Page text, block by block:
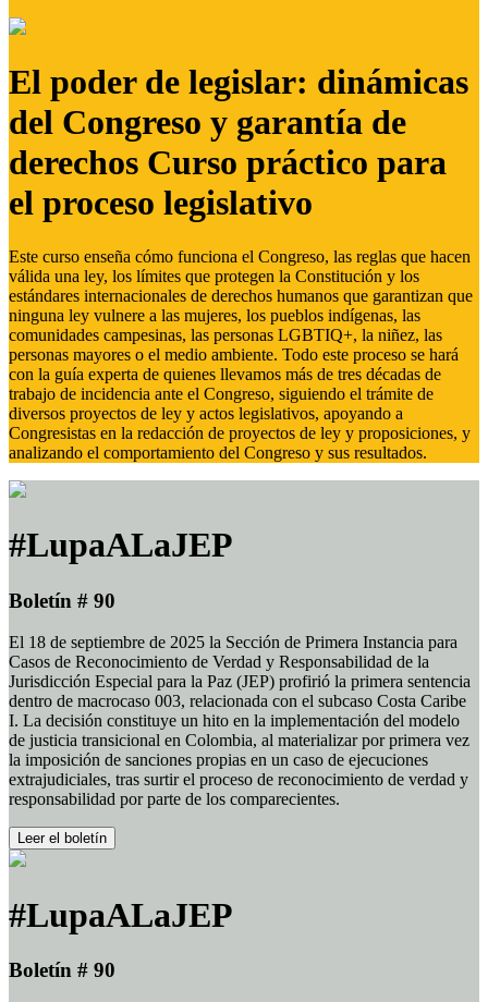
El poder de legislar: dinámicas
del Congreso y garantía de
derechos Curso práctico para
el proceso legislativo
Este curso enseña cómo funciona el Congreso, las reglas que hacen
válida una ley, los límites que protegen la Constitución y los
estándares internacionales de derechos humanos que garantizan que
ninguna ley vulnere a las mujeres, los pueblos indígenas, las
comunidades campesinas, las personas LGBTIQ+, la niñez, las
personas mayores o el medio ambiente. Todo este proceso se hará
con la guía experta de quienes llevamos más de tres décadas de
trabajo de incidencia ante el Congreso, siguiendo el trámite de
diversos proyectos de ley y actos legislativos, apoyando a
Congresistas en la redacción de proyectos de ley y proposiciones, y
analizando el comportamiento del Congreso y sus resultados.
#LupaALaJEP
Boletín # 90
El 18 de septiembre de 2025 la Sección de Primera Instancia para
Casos de Reconocimiento de Verdad y Responsabilidad de la
Jurisdicción Especial para la Paz (JEP) profirió la primera sentencia
dentro de macrocaso 003, relacionada con el subcaso Costa Caribe
I. La decisión constituye un hito en la implementación del modelo
de justicia transicional en Colombia, al materializar por primera vez
la imposición de sanciones propias en un caso de ejecuciones
extrajudiciales, tras surtir el proceso de reconocimiento de verdad y
responsabilidad por parte de los comparecientes.
Leer el boletín
#LupaALaJEP
Boletín # 90